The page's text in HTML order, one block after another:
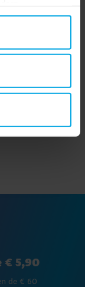
45 gram
:€ 2,99
2,99
€ 5,90
de € 60